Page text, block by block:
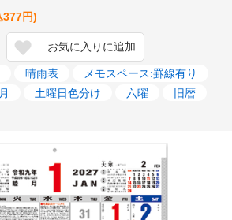
377円)
お気に入りに追加
晴雨表
メモスペース:罫線有り
土曜日色分け 六曜
旧暦